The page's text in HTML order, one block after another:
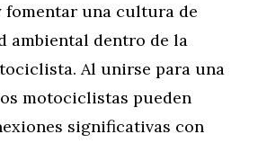
una cultura de
ambiental dentro de la
Al unirse para una
motociclistas pueden
significativas con